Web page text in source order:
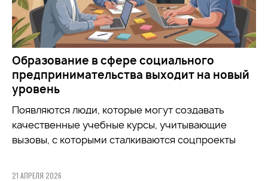
Образование в сфере социального
предпринимательства выходит на новый
уровень
Появляются люди, которые могут создавать
качественные учебные курсы, учитывающие
вызовы, с которыми сталкиваются соцпроекты
21 АПРЕЛЯ 2026